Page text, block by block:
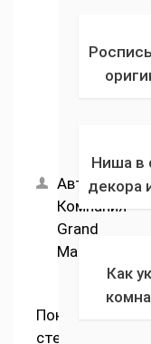
Автор:
Компания
Grand
Master
Покраска
стен
Ниша в
декора
для
из
Как